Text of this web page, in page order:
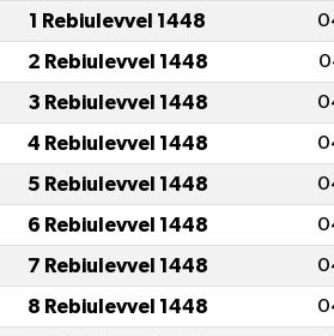
1 Rebiulevvel 1448
2 Rebiulevvel 1448
3 Rebiulevvel 1448
4 Rebiulevvel 1448
5 Rebiulevvel 1448
6 Rebiulevvel 1448
7 Rebiulevvel 1448
8 Rebiulevvel 1448